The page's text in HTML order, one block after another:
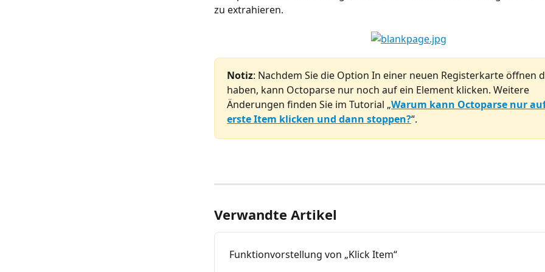
zu extrahieren.
Notiz: Nachdem Sie die Option In einer neuen Registerkarte öffnen
haben, kann Octoparse nur noch auf ein Element klicken. Weitere
Änderungen finden Sie im Tutorial „Warum kann Octoparse nur
erste Item klicken und dann stoppen?“.
Verwandte Artikel
Funktionvorstellung von „Klick Item“